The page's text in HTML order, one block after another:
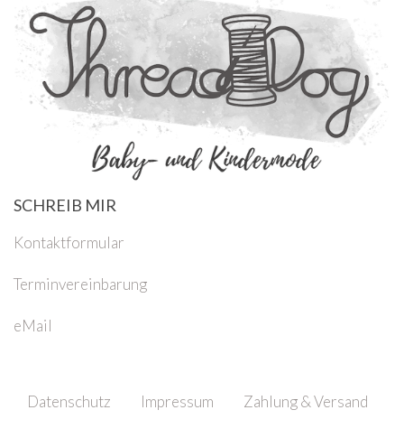
SCHREIB MIR
Kontaktformular
Terminvereinbarung
eMail
Datenschutz Impressum Zahlung & Versand